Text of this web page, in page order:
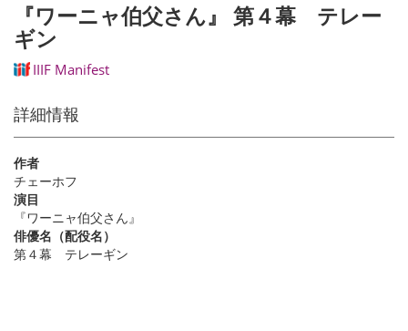
『ワーニャ伯父さん』 第４幕 テレー
ギン
IIIF Manifest
詳細情報
作者
チェーホフ
演目
『ワーニャ伯父さん』
俳優名（配役名）
第４幕 テレーギン